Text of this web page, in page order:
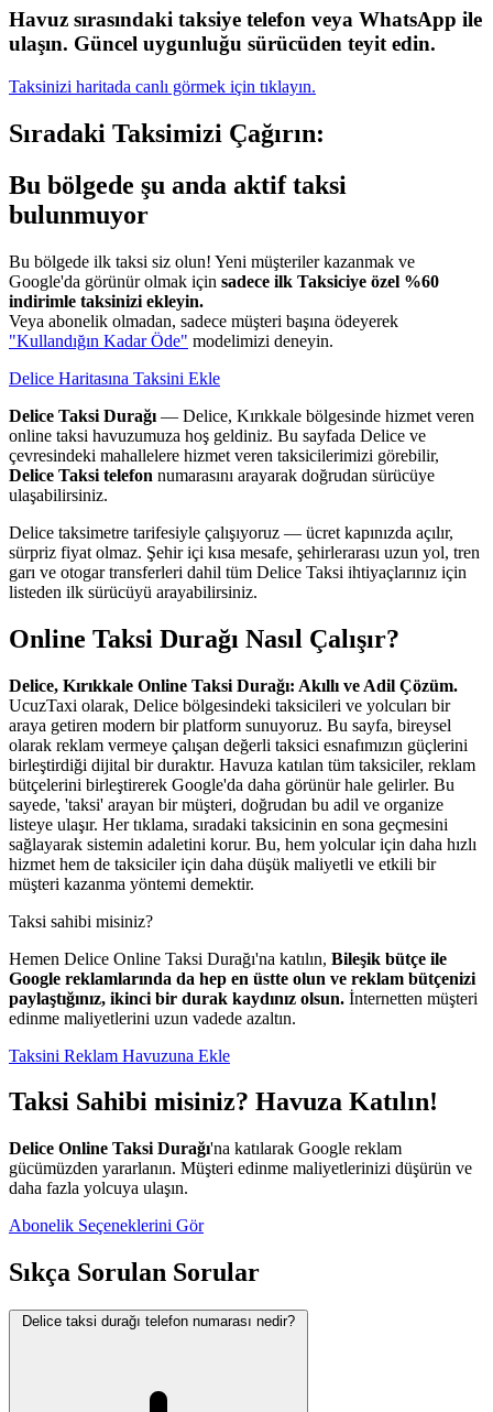
Havuz sırasındaki taksiye telefon veya WhatsApp ile
ulaşın. Güncel uygunluğu sürücüden teyit edin.
Taksinizi haritada canlı görmek için tıklayın.
Sıradaki Taksimizi Çağırın:
Bu bölgede şu anda aktif taksi
bulunmuyor
Bu bölgede ilk taksi siz olun! Yeni müşteriler kazanmak ve
Google'da görünür olmak için sadece ilk Taksiciye özel %60
indirimle taksinizi ekleyin.
Veya abonelik olmadan, sadece müşteri başına ödeyerek
"Kullandığın Kadar Öde" modelimizi deneyin.
Delice Haritasına Taksini Ekle
Delice Taksi Durağı — Delice, Kırıkkale bölgesinde hizmet veren
online taksi havuzumuza hoş geldiniz. Bu sayfada Delice ve
çevresindeki mahallelere hizmet veren taksicilerimizi görebilir,
Delice Taksi telefon numarasını arayarak doğrudan sürücüye
ulaşabilirsiniz.
Delice taksimetre tarifesiyle çalışıyoruz — ücret kapınızda açılır,
sürpriz fiyat olmaz. Şehir içi kısa mesafe, şehirlerarası uzun yol, tren
garı ve otogar transferleri dahil tüm Delice Taksi ihtiyaçlarınız için
listeden ilk sürücüyü arayabilirsiniz.
Online Taksi Durağı Nasıl Çalışır?
Delice, Kırıkkale Online Taksi Durağı: Akıllı ve Adil Çözüm.
UcuzTaxi olarak, Delice bölgesindeki taksicileri ve yolcuları bir
araya getiren modern bir platform sunuyoruz. Bu sayfa, bireysel
olarak reklam vermeye çalışan değerli taksici esnafımızın güçlerini
birleştirdiği dijital bir duraktır. Havuza katılan tüm taksiciler, reklam
bütçelerini birleştirerek Google'da daha görünür hale gelirler. Bu
sayede, 'taksi' arayan bir müşteri, doğrudan bu adil ve organize
listeye ulaşır. Her tıklama, sıradaki taksicinin en sona geçmesini
sağlayarak sistemin adaletini korur. Bu, hem yolcular için daha hızlı
hizmet hem de taksiciler için daha düşük maliyetli ve etkili bir
müşteri kazanma yöntemi demektir.
Taksi sahibi misiniz?
Hemen Delice Online Taksi Durağı'na katılın, Bileşik bütçe ile
Google reklamlarında da hep en üstte olun ve reklam bütçenizi
paylaştığınız, ikinci bir durak kaydınız olsun. İnternetten müşteri
edinme maliyetlerini uzun vadede azaltın.
Taksini Reklam Havuzuna Ekle
Taksi Sahibi misiniz? Havuza Katılın!
Delice Online Taksi Durağı'na katılarak Google reklam
gücümüzden yararlanın. Müşteri edinme maliyetlerinizi düşürün ve
daha fazla yolcuya ulaşın.
Abonelik Seçeneklerini Gör
Sıkça Sorulan Sorular
Delice taksi durağı telefon numarası nedir?